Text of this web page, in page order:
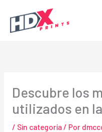
contenido
Descubre los
utilizados en
/ Sin categoría/ Por